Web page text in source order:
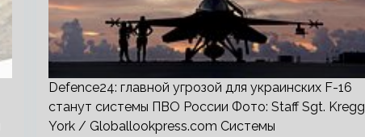
Defence24: главной угрозой для украинских F-16
станут системы ПВО России Фото: Staff Sgt. Kregg
York / Globallookpress.com Системы